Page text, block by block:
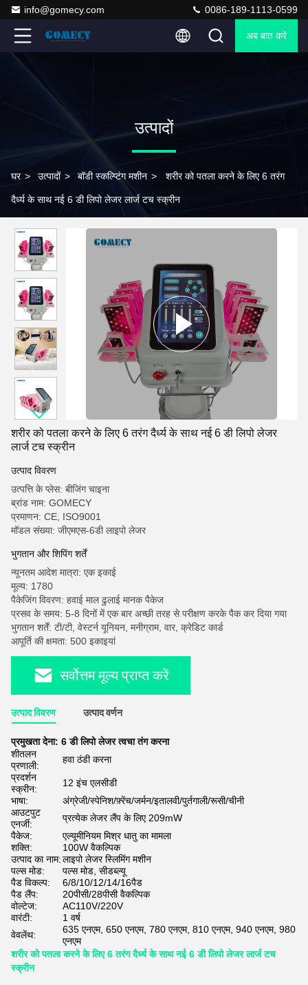
info@gomecy.com 0086-189-1113-0599
अब बात करें
उत्पादों
घर > उत्पादों > बॉडी स्कल्प्टिंग मशीन > शरीर को पतला करने के लिए 6 तरंग
दैर्ध्य के साथ नई 6 डी लिपो लेजर लार्ज टच स्क्रीन
शरीर को पतला करने के लिए 6 तरंग दैर्ध्य के साथ नई 6 डी लिपो लेजर
लार्ज टच स्क्रीन
उत्पाद विवरण
उत्पत्ति के प्लेस: बीजिंग चाइना
ब्रांड नाम: GOMECY
प्रमाणन: CE, ISO9001
मॉडल संख्या: जीएमएस-6डी लाइपो लेजर
भुगतान और शिपिंग शर्तें
न्यूनतम आदेश मात्रा: एक इकाई
मूल्य: 1780
पैकेजिंग विवरण: हवाई माल ढुलाई मानक पैकेज
प्रसव के समय: 5-8 दिनों में एक बार अच्छी तरह से परीक्षण करके पैक कर दिया गया
भुगतान शर्तें: टी/टी, वेस्टर्न यूनियन, मनीग्राम, वार, क्रेडिट कार्ड
आपूर्ति की क्षमता: 500 इकाइयां
सर्वोत्तम मूल्य प्राप्त करें
उत्पाद विवरण उत्पाद वर्णन
प्रमुखता देना: 6 डी लिपो लेजर त्वचा तंग करना
शीतलन
प्रणाली:
हवा ठंडी करना
प्रदर्शन
स्क्रीन:
12 इंच एलसीडी
भाषा:
अंग्रेजी/स्पेनिश/फ़्रेंच/जर्मन/इतालवी/पुर्तगाली/रूसी/चीनी
आउटपुट
एनर्जी:
प्रत्येक लेजर लैंप के लिए 209mW
पैकेज:
एल्यूमीनियम मिश्र धातु का मामला
शक्ति:
100W वैकल्पिक
उत्पाद का नाम:लाइपो लेजर स्लिमिंग मशीन
पल्स मोड:
पल्स मोड, सीडब्ल्यू
पैड विकल्प:
6/8/10/12/14/16पैड
पैड लैंप:
20पीसी/28पीसी वैकल्पिक
वोल्टेज:
AC110V/220V
वारंटी:
1 वर्ष
वेवलेंथ:
635 एनएम, 650 एनएम, 780 एनएम, 810 एनएम, 940 एनएम, 980
एनएम
शरीर को पतला करने के लिए 6 तरंग दैर्ध्य के साथ नई 6 डी लिपो लेजर लार्ज टच
स्क्रीन